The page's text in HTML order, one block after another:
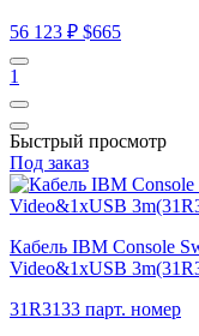
56 123 ₽ $665
1
Быстрый просмотр
Под заказ
Кабель IBM Console
Video&1xUSB
31R3133 парт. номер